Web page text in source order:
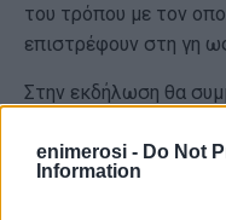
enimerosi - Do Not
Information
του τρόπου με τον
επιστρέφουν στη γη
Στην εκδήλωση θα
υπολείμματα της
στον ελαιώνα του,